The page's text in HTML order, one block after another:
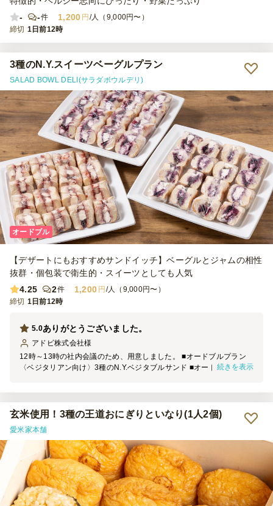
-
-件 1,200 円/人（9,000円〜）
締切 1日前12時
3種のN.Y.スイーツベーグルプラン
SALAD BOWL DELI(サラダボウルデリ)
オードブル
【デザートにもおすすめサンドイッチ】ベーグルとジャムの相性
抜群・個包装で衛生的・スイーツとしても人気
4.25
2件 1,200 円/人（9,000円〜）
締切 1日前12時
ありがとうございました。
5.0
アドビ株式会社様
12時～13時の社内会議のため、用意しました。 ■オードブルプラン
〈ベジタリアン向け〉3種のN.Y.ベジタブルサンド ■オードブルプラ
す。 海外より、ベジタリアンのお客様がいらっしゃっており、メン
バーと同じものを召し上がっていただけたのが、良かったです。 急
なご依頼にも関わらず、快くご対応いただき、時間通りに納品されま
した。 ありがとうございました。
続きを表示
玄米使用！3種の王道おにぎりといなり(1人2個)
愛米家本舗